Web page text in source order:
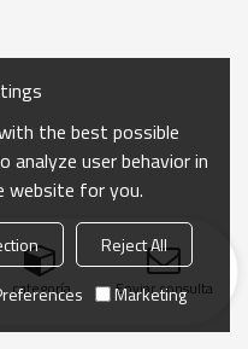
categoría Enviar consulta
the best possible
analyze user behavior in
website for you.
Reject All
Marketing